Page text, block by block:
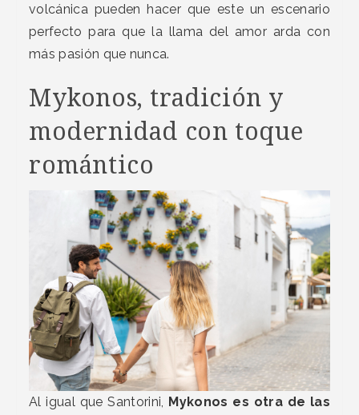
volcánica pueden hacer que este un escenario
perfecto para que la llama del amor arda con
más pasión que nunca.
Mykonos, tradición y
modernidad con toque
romántico
Al igual que Santorini, Mykonos es otra de las